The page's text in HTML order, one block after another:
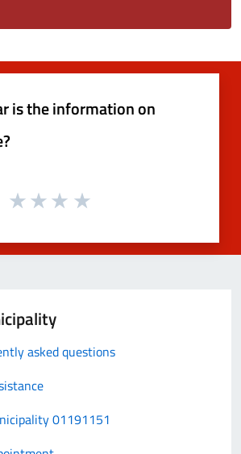
is the information on
asked questions
01191151